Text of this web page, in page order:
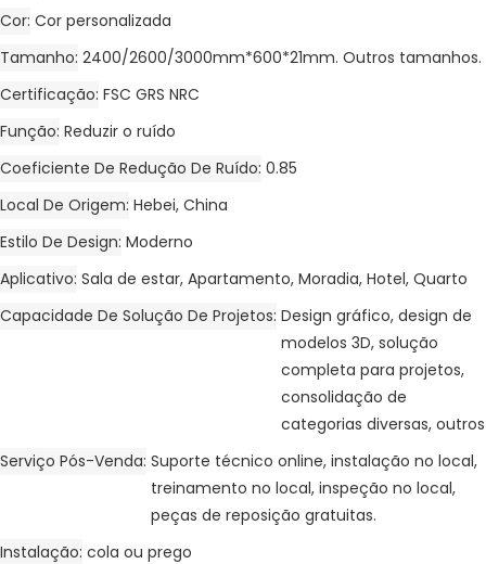
Cor Cor personalizada
Tamanho 2400/2600/3000mm*600*21mm. Outros tamanhos.
Certificação FSC GRS NRC
Função Reduzir o ruído
Coeficiente De Redução De Ruído 0.85
Local De Origem Hebei, China
Estilo De Design Moderno
Aplicativo Sala de estar, Apartamento, Moradia, Hotel, Quarto
Capacidade De Solução De Projetos Design gráfico, design de
modelos 3D, solução
completa para projetos,
consolidação de
categorias diversas, outros
Serviço Pós-Venda Suporte técnico online, instalação no local,
treinamento no local, inspeção no local,
peças de reposição gratuitas.
Instalação cola ou prego